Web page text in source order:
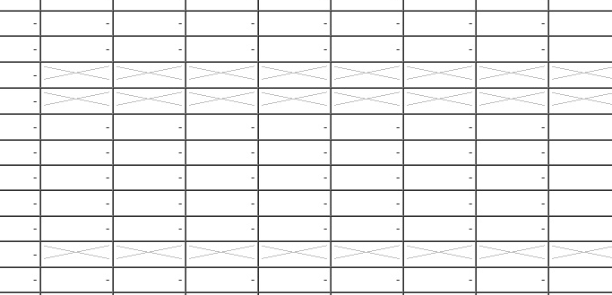
- - - - - - -
-
- - - - - - -
-
-
-
- - - - - - -
-
- - - - - - -
-
- - - - - - -
-
- - - - - - -
-
- - - - - - -
-
-
- - - - - - -
-